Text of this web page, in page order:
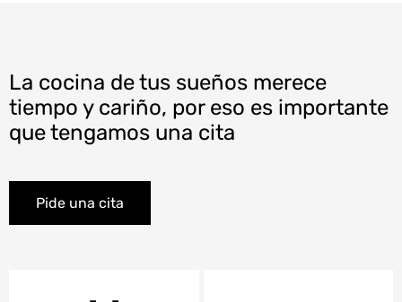
La cocina de tus sueños merece
tiempo y cariño, por eso es importante
que tengamos una cita
Pide una cita